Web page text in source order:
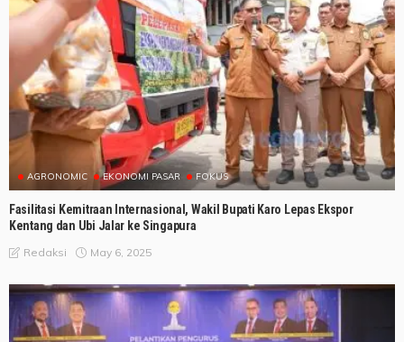
AGRONOMIC EKONOMI PASAR FOKUS
Fasilitasi Kemitraan Internasional, Wakil Bupati Karo Lepas Ekspor
Kentang dan Ubi Jalar ke Singapura
Redaksi May 6, 2025